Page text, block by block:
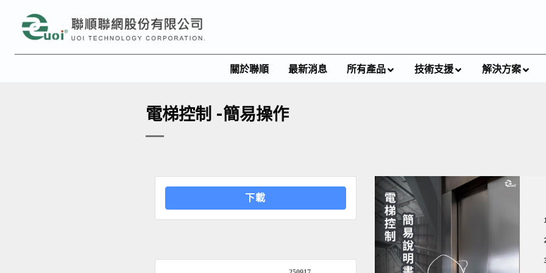
關於聯順 最新消息 所有產品 技術支援 解決方案
電梯控制 -簡易操作
下載